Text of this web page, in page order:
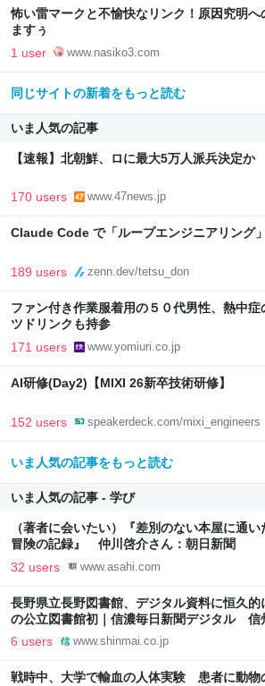
怖い雷マークと不愉快なリンク！原因究明へ
ますぅ
1 user www.nasiko3.com
同じサイトの新着をもっと読む
いま人気の記事
【速報】北朝鮮、ロに最大5万人派兵決定か
170 users www.47news.jp
Claude Code で「ループエンジニアリング
189 users zenn.dev/tetsu_don
ファン付き作業服着用の５０代男性、熱中
ツドリンクも持参
171 users www.yomiuri.co.jp
AI研修(Day2)【MIXI 26新卒技術研修】
152 users speakerdeck.com/mixi_engineers
いま人気の記事をもっと読む
いま人気の記事 - 学び
（著者に会いたい）『差別のない本屋に通
冒険の記録』 仲川啓介さん：朝日新聞
32 users www.asahi.com
長野県立長野図書館、デジタル資料に恒久
の公立図書館初｜信濃毎日新聞デジタル 信
サイト
6 users www.shinmai.co.jp
戦時中、大学で輸血の人体実験 患者に動物